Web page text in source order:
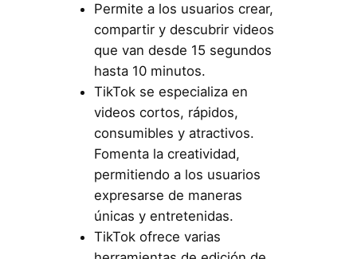
Permite a los usuarios crear,
compartir y descubrir videos
que van desde 15 segundos
hasta 10 minutos.
TikTok se especializa en
videos cortos, rápidos,
consumibles y atractivos.
Fomenta la creatividad,
permitiendo a los usuarios
expresarse de maneras
únicas y entretenidas.
TikTok ofrece varias